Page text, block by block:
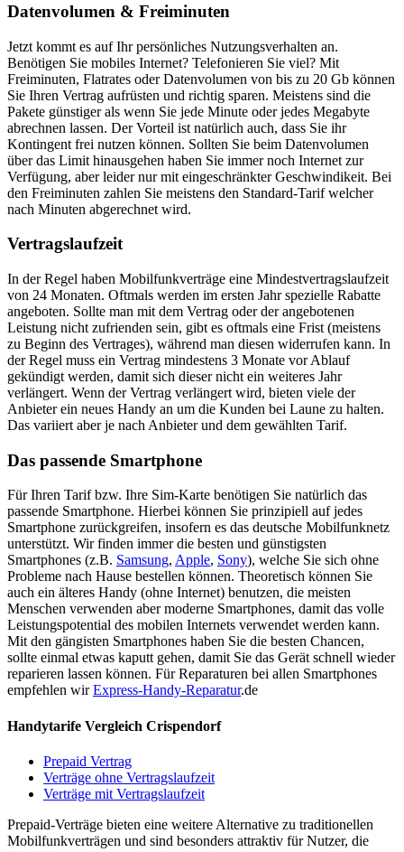
Datenvolumen & Freiminuten
Jetzt kommt es auf Ihr persönliches Nutzungsverhalten an.
Benötigen Sie mobiles Internet? Telefonieren Sie viel? Mit
Freiminuten, Flatrates oder Datenvolumen von bis zu 20 Gb können
Sie Ihren Vertrag aufrüsten und richtig sparen. Meistens sind die
Pakete günstiger als wenn Sie jede Minute oder jedes Megabyte
abrechnen lassen. Der Vorteil ist natürlich auch, dass Sie ihr
Kontingent frei nutzen können. Sollten Sie beim Datenvolumen
über das Limit hinausgehen haben Sie immer noch Internet zur
Verfügung, aber leider nur mit eingeschränkter Geschwindikeit. Bei
den Freiminuten zahlen Sie meistens den Standard-Tarif welcher
nach Minuten abgerechnet wird.
Vertragslaufzeit
In der Regel haben Mobilfunkverträge eine Mindestvertragslaufzeit
von 24 Monaten. Oftmals werden im ersten Jahr spezielle Rabatte
angeboten. Sollte man mit dem Vertrag oder der angebotenen
Leistung nicht zufrienden sein, gibt es oftmals eine Frist (meistens
zu Beginn des Vertrages), während man diesen widerrufen kann. In
der Regel muss ein Vertrag mindestens 3 Monate vor Ablauf
gekündigt werden, damit sich dieser nicht ein weiteres Jahr
verlängert. Wenn der Vertrag verlängert wird, bieten viele der
Anbieter ein neues Handy an um die Kunden bei Laune zu halten.
Das variiert aber je nach Anbieter und dem gewählten Tarif.
Das passende Smartphone
Für Ihren Tarif bzw. Ihre Sim-Karte benötigen Sie natürlich das
passende Smartphone. Hierbei können Sie prinzipiell auf jedes
Smartphone zurückgreifen, insofern es das deutsche Mobilfunknetz
unterstützt. Wir finden immer die besten und günstigsten
Smartphones (z.B. Samsung, Apple, Sony), welche Sie sich ohne
Probleme nach Hause bestellen können. Theoretisch können Sie
auch ein älteres Handy (ohne Internet) benutzen, die meisten
Menschen verwenden aber moderne Smartphones, damit das volle
Leistungspotential des mobilen Internets verwendet werden kann.
Mit den gängisten Smartphones haben Sie die besten Chancen,
sollte einmal etwas kaputt gehen, damit Sie das Gerät schnell wieder
reparieren lassen können. Für Reparaturen bei allen Smartphones
empfehlen wirExpress-Handy-Reparatur.de
Handytarife Vergleich Crispendorf
Prepaid Vertrag
Verträge ohne Vertragslaufzeit
Verträge mit Vertragslaufzeit
Prepaid-Verträge bieten eine weitere Alternative zu traditionellen
Mobilfunkverträgen und sind besonders attraktiv für Nutzer, die